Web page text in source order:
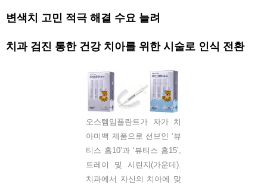
변색치 고민 적극 해결 수요 늘려
치과 검진 통한 건강 치아를 위한 시술로 인식 전환
오스템임플란트가 자가 치
아미백 제품으로 선보인 ‘뷰
티스 홈10’과 ‘뷰티스 홈15’,
트레이 및 시린지(가운데).
치과에서 자신의 치아에 맞